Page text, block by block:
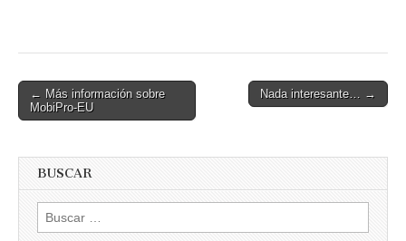
Post
navigation
← Más información sobre
MobiPro-EU
Nada interesante… →
BUSCAR
Buscar: